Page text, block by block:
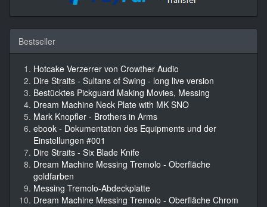
Bestseller
Hotcake Verzerrer von Crowther Audio
Dire Straits - Sultans of Swing - long live version
Bestücktes Pickguard Making Movies, Messing
Dream Machine Neck Plate with MK SNO
Mark Knopfler - Brothers in Arms
ebook - Dokumentation des Equipments und der
Einstellungen #001
Dire Straits - Six Blade Knife
Dream Machine Messing Tremolo - Oberfläche
goldfarben
Messing Tremolo-Abdeckplatte
Dream Machine Messing Tremolo - Oberfläche Chrom